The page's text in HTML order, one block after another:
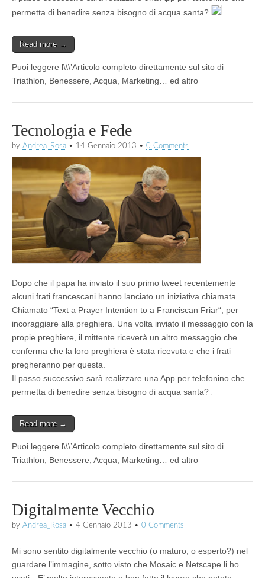
permetta di benedire senza bisogno di acqua santa?
Read more →
Puoi leggere l\\\’Articolo completo direttamente sul sito di
Triathlon, Benessere, Acqua, Marketing… ed altro
Tecnologia e Fede
by Andrea_Rosa • 14 Gennaio 2013 • 0 Comments
Dopo che il papa ha inviato il suo primo tweet recentemente
alcuni frati francescani hanno lanciato un iniziativa chiamata
Chiamato “Text a Prayer Intention to a Franciscan Friar“, per
incoraggiare alla preghiera. Una volta inviato il messaggio con la
propie preghiere, il mittente riceverà un altro messaggio che
conferma che la loro preghiera è stata ricevuta e che i frati
pregheranno per questa.
Il passo successivo sarà realizzare una App per telefonino che
permetta di benedire senza bisogno di acqua santa?
Read more →
Puoi leggere l\\\’Articolo completo direttamente sul sito di
Triathlon, Benessere, Acqua, Marketing… ed altro
Digitalmente Vecchio
by Andrea_Rosa • 4 Gennaio 2013 • 0 Comments
Mi sono sentito digitalmente vecchio (o maturo, o esperto?) nel
guardare l’immagine, sotto visto che Mosaic e Netscape li ho